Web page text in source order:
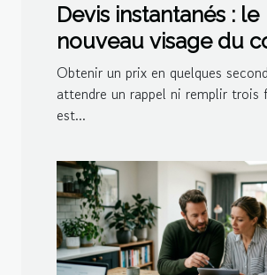
Devis instantanés : le
nouveau visage du
client dans la
Obtenir un prix en quelques
attendre un rappel ni remplir trois
est...